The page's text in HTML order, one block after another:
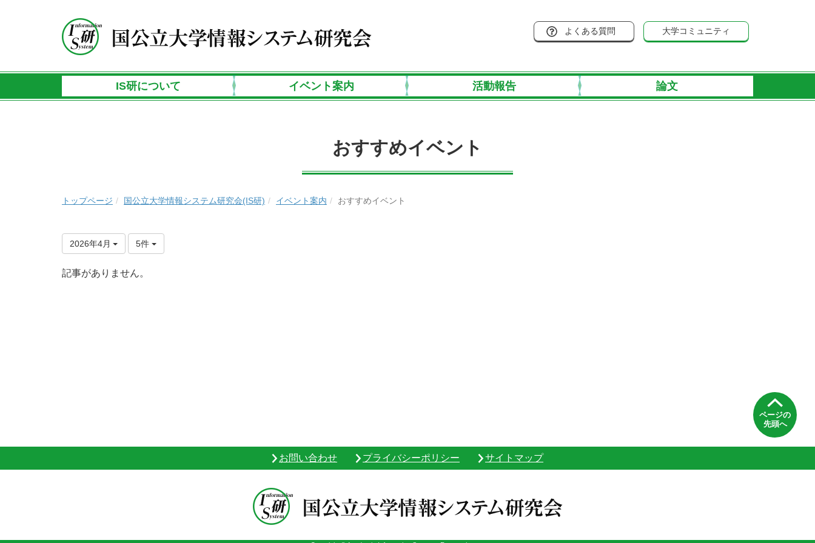
よくある質問 大学コミュニティ
IS研について イベント案内 活動報告 論文
おすすめイベント
トップページ 国公立大学情報システム研究会(IS研) イベント案内 おすすめイベント
2026年4月 5件
記事がありません。
ページの
先頭へ
お問い合わせ プライバシーポリシー サイトマップ